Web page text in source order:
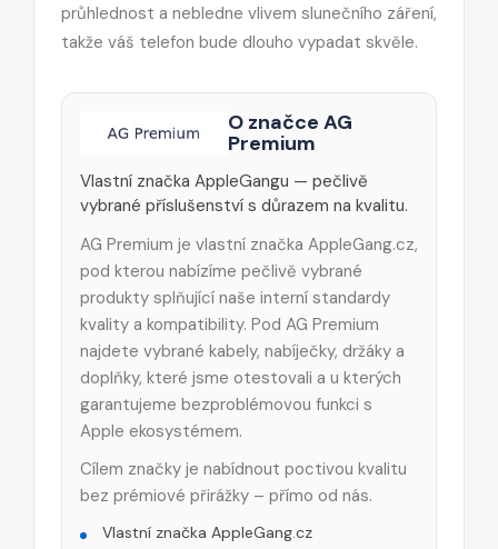
průhlednost a nebledne vlivem slunečního záření,
takže váš telefon bude dlouho vypadat skvěle.
O značce AG
Premium
Vlastní značka AppleGangu — pečlivě
vybrané příslušenství s důrazem na kvalitu.
AG Premium je vlastní značka AppleGang.cz,
pod kterou nabízíme pečlivě vybrané
produkty splňující naše interní standardy
kvality a kompatibility. Pod AG Premium
najdete vybrané kabely, nabíječky, držáky a
doplňky, které jsme otestovali a u kterých
garantujeme bezproblémovou funkci s
Apple ekosystémem.
Cílem značky je nabídnout poctivou kvalitu
bez prémiové přirážky – přímo od nás.
Vlastní značka AppleGang.cz